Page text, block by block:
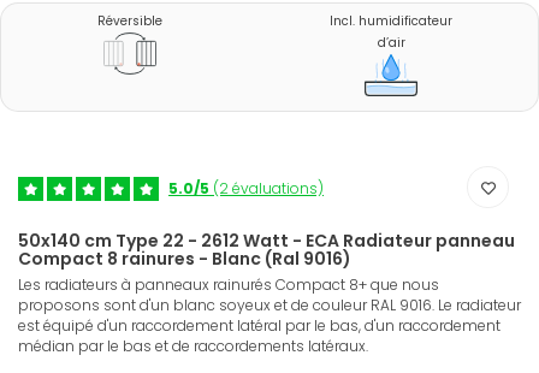
Réversible
Incl. humidificateur
d’air
5.0/5 (2 évaluations)
50x140 cm Type 22 - 2612 Watt - ECA Radiateur panneau
Compact 8 rainures - Blanc (Ral 9016)
Les radiateurs à panneaux rainurés Compact 8+ que nous
proposons sont d'un blanc soyeux et de couleur RAL 9016. Le radiateur
est équipé d'un raccordement latéral par le bas, d'un raccordement
médian par le bas et de raccordements latéraux.